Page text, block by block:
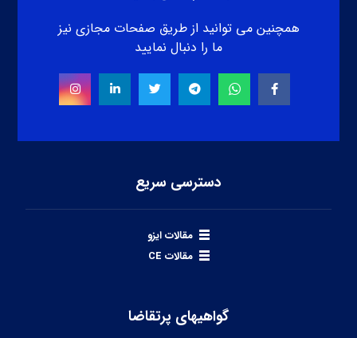
همچنین می توانید از طریق صفحات مجازی نیز
ما را دنبال نمایید
دسترسی سریع
مقالات ایزو
مقالات CE
گواهیهای پرتقاضا